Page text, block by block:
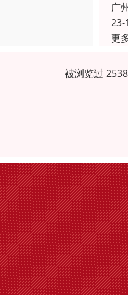
广
23-
更
被浏览过